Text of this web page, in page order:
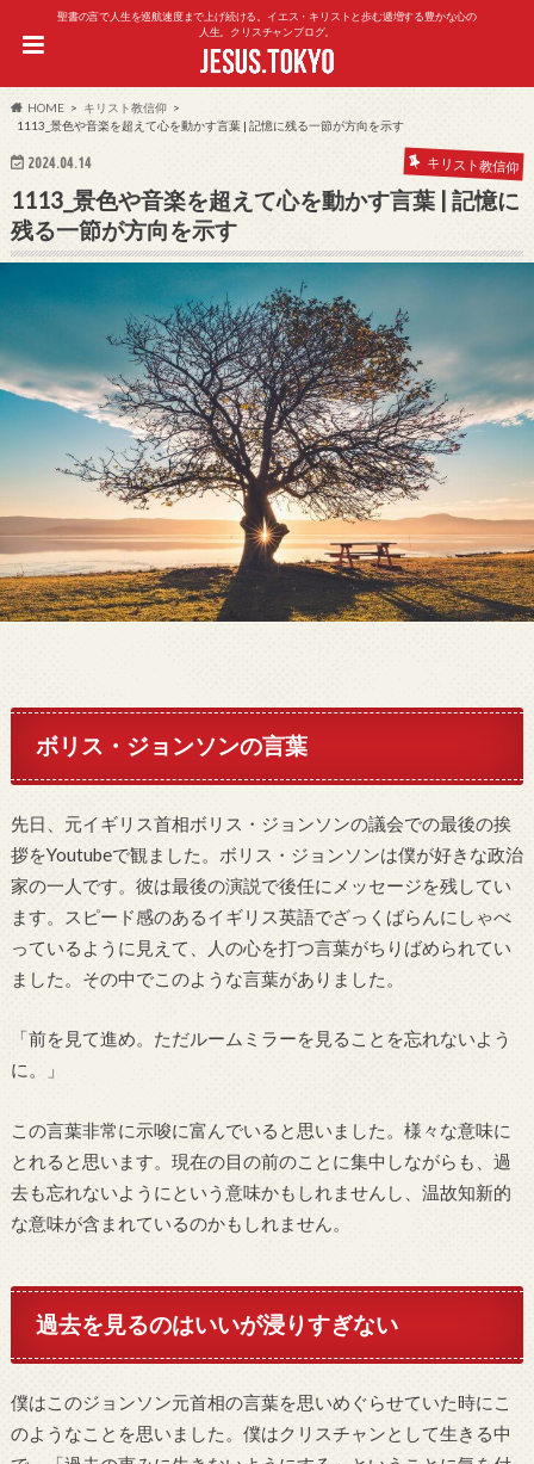
聖書の言で人生を巡航速度まで上げ続ける。イエス・キリストと歩む逓増する豊かな心の
人生。クリスチャンブログ。
HOME
キリスト教信仰
1113_景色や音楽を超えて心を動かす言葉 | 記憶に残る一節が方向を示す
2024.04.14 キリスト教信仰
1113_景色や音楽を超えて心を動かす言葉 | 記憶に
残る一節が方向を示す
ボリス・ジョンソンの言葉
先日、元イギリス首相ボリス・ジョンソンの議会での最後の挨
拶をYoutubeで観ました。ボリス・ジョンソンは僕が好きな政治
家の一人です。彼は最後の演説で後任にメッセージを残してい
ます。スピード感のあるイギリス英語でざっくばらんにしゃべ
っているように見えて、人の心を打つ言葉がちりばめられてい
ました。その中でこのような言葉がありました。
「前を見て進め。ただルームミラーを見ることを忘れないよう
に。」
この言葉非常に示唆に富んでいると思いました。様々な意味に
とれると思います。現在の目の前のことに集中しながらも、過
去も忘れないようにという意味かもしれませんし、温故知新的
な意味が含まれているのかもしれません。
過去を見るのはいいが浸りすぎない
僕はこのジョンソン元首相の言葉を思いめぐらせていた時にこ
のようなことを思いました。僕はクリスチャンとして生きる中